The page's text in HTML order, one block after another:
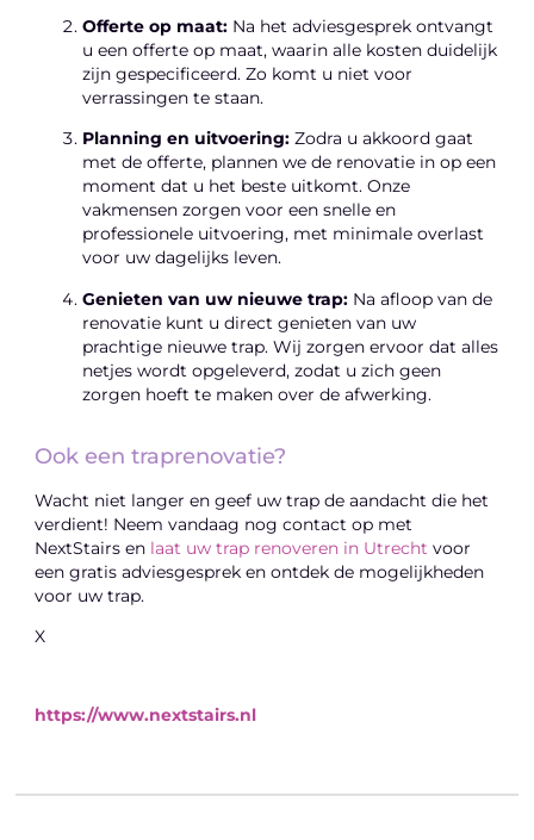
Offerte op maat: Na het adviesgesprek ontvangt
u een offerte op maat, waarin alle kosten duidelijk
zijn gespecificeerd. Zo komt u niet voor
verrassingen te staan.
Planning en uitvoering: Zodra u akkoord gaat
met de offerte, plannen we de renovatie in op een
moment dat u het beste uitkomt. Onze
vakmensen zorgen voor een snelle en
professionele uitvoering, met minimale overlast
voor uw dagelijks leven.
Genieten van uw nieuwe trap: Na afloop van de
renovatie kunt u direct genieten van uw
prachtige nieuwe trap. Wij zorgen ervoor dat alles
netjes wordt opgeleverd, zodat u zich geen
zorgen hoeft te maken over de afwerking.
Ook een traprenovatie?
Wacht niet langer en geef uw trap de aandacht die het
verdient! Neem vandaag nog contact op met
NextStairs en laat uw trap renoveren in Utrecht voor
een gratis adviesgesprek en ontdek de mogelijkheden
voor uw trap.
X
https://www.nextstairs.nl